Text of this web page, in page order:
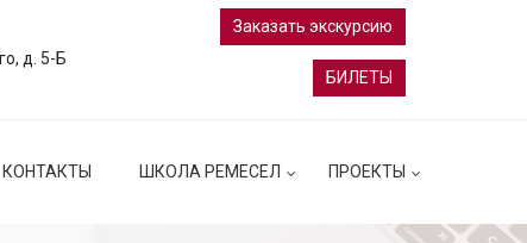
д. 5-Б
Заказать экскурсию
БИЛЕТЫ
КОНТАКТЫ ШКОЛА РЕМЕСЕЛ ПРОЕКТЫ